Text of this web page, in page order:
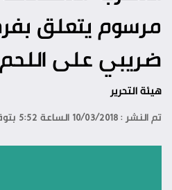
مرسوم يتعلق
ضريبي على اللحم
هيئة التحرير
تم النشر : 10/03/2018 الساعة 5:52 بتوقيت غرينتش